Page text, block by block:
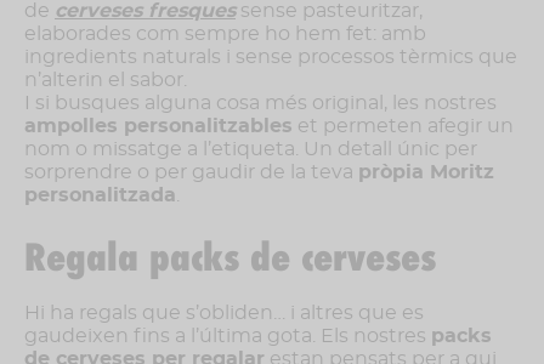
de cerveses fresquessense pasteuritzar,
elaborades com sempre ho hem fet: amb
ingredients naturals i sense processos tèrmics que
n’alterin el sabor.
I si busques alguna cosa més original, les nostres
ampolles personalitzables et permeten afegir un
nom o missatge a l’etiqueta. Un detall únic per
sorprendre o per gaudir de la teva pròpia Moritz
personalitzada
Regala packs de cerveses
Hi ha regals que s’obliden… i altres que es
gaudeixen fins a l’última gota. Els nostres packs
de cerveses per regalar estan pensats per a qui